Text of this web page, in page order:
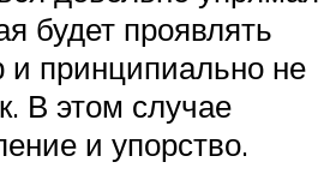
будет проявлять
и принципиально не
В этом случае
и упорство.